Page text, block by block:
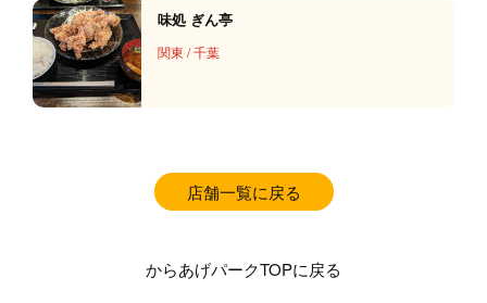
味処 ぎん亭
関東 /千葉
店舗一覧に戻る
からあげパークTOPに戻る